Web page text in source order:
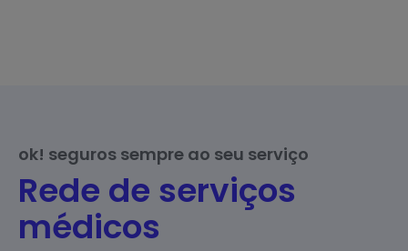
ok! seguros sempre ao seu serviço
Rede de serviços
médicos